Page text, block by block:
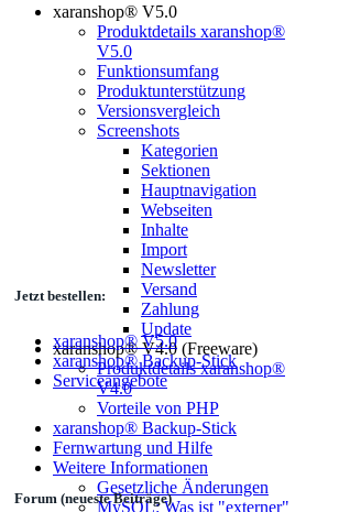
xaranshop® V5.0
Produktdetails xaranshop®
V5.0
Funktionsumfang
Produktunterstützung
Versionsvergleich
Screenshots
Kategorien
Sektionen
Hauptnavigation
Webseiten
Inhalte
Import
Newsletter
Versand
Zahlung
Update
xaranshop® V4.0 (Freeware)
Produktdetails xaranshop®
V4.0
Vorteile von PHP
xaranshop® Backup-Stick
Fernwartung und Hilfe
Weitere Informationen
Gesetzliche Änderungen
MySQL: Was ist "externer"
Jetzt bestellen:
xaranshop® V5.0
xaranshop® Backup-Stick
Serviceangebote
Forum (neueste Beiträge)